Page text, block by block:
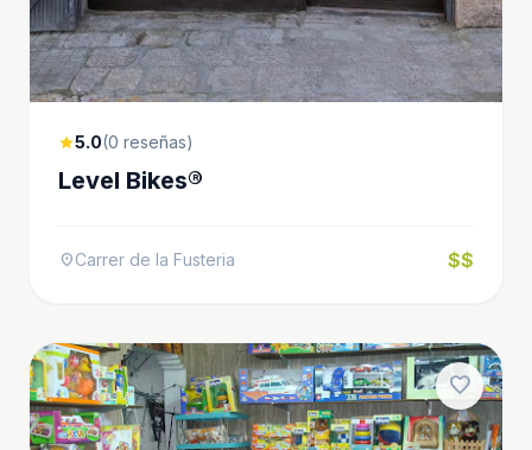
star5.0(0 reseñas)
Level Bikes®
location_onCarrer de la Fusteria $$
favorite